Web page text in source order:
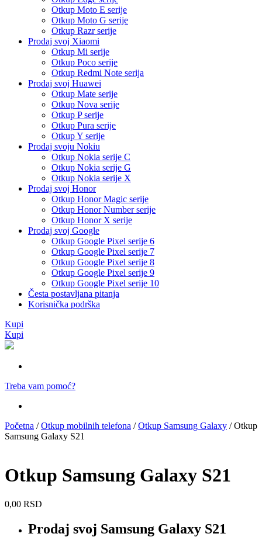
Otkup Moto E serije
Otkup Moto G serije
Otkup Razr serije
Prodaj svoj Xiaomi
Otkup Mi serije
Otkup Poco serije
Otkup Redmi Note serija
Prodaj svoj Huawei
Otkup Mate serije
Otkup Nova serije
Otkup P serije
Otkup Pura serije
Otkup Y serije
Prodaj svoju Nokiu
Otkup Nokia serije C
Otkup Nokia serije G
Otkup Nokia serije X
Prodaj svoj Honor
Otkup Honor Magic serije
Otkup Honor Number serije
Otkup Honor X serije
Prodaj svoj Google
Otkup Google Pixel serije 6
Otkup Google Pixel serije 7
Otkup Google Pixel serije 8
Otkup Google Pixel serije 9
Otkup Google Pixel serije 10
Česta postavljana pitanja
Korisnička podrška
Kupi
Kupi
Treba vam pomoć?
Početna /Otkup mobilnih telefona /Otkup Samsung Galaxy / Otkup
Samsung Galaxy S21
Otkup Samsung Galaxy S21
0,00 RSD
Prodaj svoj Samsung Galaxy S21